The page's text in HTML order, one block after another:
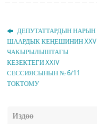
ДЕПУТАТТАРДЫН НАРЫН
ШААРДЫК КЕҢЕШИНИН XXV
ЧАКЫРЫЛЫШТАГЫ
КЕЗЕКТЕГИ XXIV
СЕССИЯСЫНЫН № 6/11
ТОКТОМУ
Издөө